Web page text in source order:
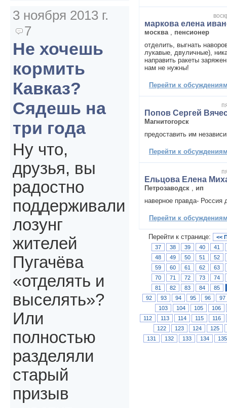
маркова елена
москва
пенсионер
отделить, выгнать
лукавые, двуличные),
направить ракеты
нам не нужны!
Перейти к
Попов Сергей
Магнитогорск
предоставить им
Перейти к
Ельцова Елена
Петрозаводск
ип
наверное правда- Россия
Перейти к
Перейти к странице:
<<
37
38 39 40
41
48
49 50 51
52
59
60 61 62
63
70
71 72 73
74
81
82 83 84
85
92
93 94 95 96
97
103
104 105
106
112
113 114 115
116
122
123 124
125
131
132 133 134 135
3 ноября 2013 г.
7
Не хочешь
кормить
Кавказ?
Сядешь на
три года
Ну что,
друзья, вы
радостно
поддерживали
лозунг
жителей
Пугачёва
«отделять и
выселять»?
Или
полностью
разделяли
старый
призыв